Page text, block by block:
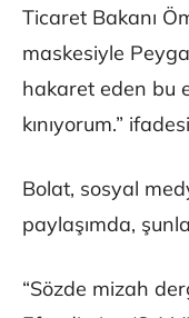
Ticaret Bakanı
maskesiyle
hakaret eden bu
kınıyorum.”
Bolat, sosyal
paylaşımda,
“Sözde mizah